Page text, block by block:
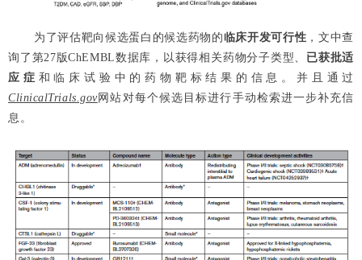
为了评估靶向候选蛋白的候选药物的 临床开发可行性 ，文中查
询了第27版ChEMBL数据库，以获得相关药物分子类型、 已获批适
应症 和临床试验中的药物靶标结果的信息。并且通过
ClinicalTrials.gov网站对每个候选目标进行手动检索进一步补充信
息。